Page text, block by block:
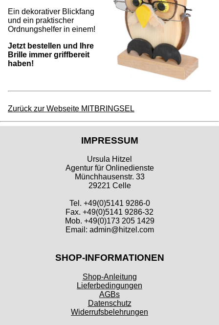
Ein dekorativer Blickfang
und ein praktischer
Ordnungshelfer in einem!
Jetzt bestellen und Ihre
Brille immer griffbereit
haben!
Zurück zur Webseite MITBRINGSEL
IMPRESSUM
Ursula Hitzel
Agentur für Onlinedienste
Münchhausenstr. 33
29221 Celle
Tel. +49(0)5141 9286-0
Fax. +49(0)5141 9286-32
Mob. +49(0)173 205 1429
Email: admin@hitzel.com
SHOP-INFORMATIONEN
Shop-Anleitung
Lieferbedingungen
AGBs
Datenschutz
Widerrufsbelehrungen